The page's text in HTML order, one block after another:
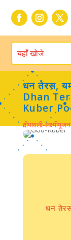
धन तेरस,
Dhan
Kuber
दीपावली-लक्ष्मीपूजन
धन